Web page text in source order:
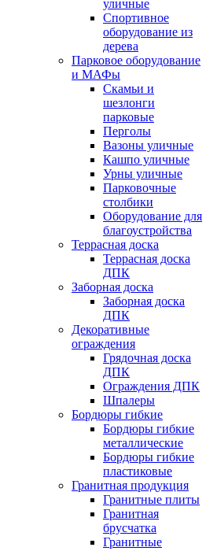
уличные
Спортивное
оборудование из
дерева
Парковое оборудование
и МАФы
Скамьи и
шезлонги
парковые
Перголы
Вазоны уличные
Кашпо уличные
Урны уличные
Парковочные
столбики
Оборудование для
благоустройства
Террасная доска
Террасная доска
ДПК
Заборная доска
Заборная доска
ДПК
Декоративные
ограждения
Грядочная доска
ДПК
Ограждения ДПК
Шпалеры
Бордюры гибкие
Бордюры гибкие
металлические
Бордюры гибкие
пластиковые
Гранитная продукция
Гранитные плиты
Гранитная
брусчатка
Гранитные